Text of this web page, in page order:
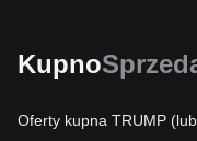
Kupno
Oferty kupna TRUMP